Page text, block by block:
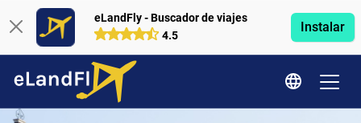
eLandFly - Buscador de viajes
4.5
Instalar